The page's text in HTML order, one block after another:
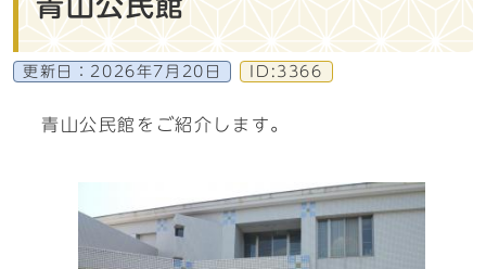
更新日： 2026年7月20日 ID:3366
青山公民館をご紹介します。